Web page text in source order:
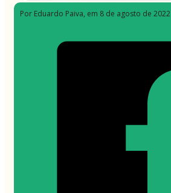
Por Eduardo Paiva, em 8 de agosto de 2022